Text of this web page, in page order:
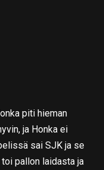
piti hieman
ja Honka ei
sai SJK ja se
pallon laidasta ja